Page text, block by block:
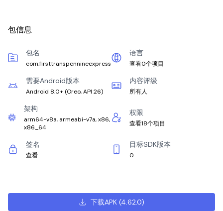
包信息
包名
com.firsttranspennineexpress
语言
查看0个项目
需要Android版本
Android 8.0+ (Oreo, API 26)
内容评级
所有人
架构
arm64-v8a, armeabi-v7a, x86,
x86_64
权限
查看18个项目
签名
查看
目标SDK版本
0
下载APK(4.62.0)